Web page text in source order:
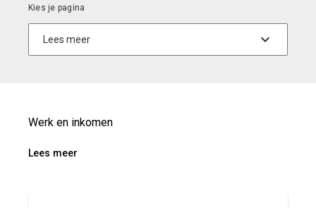
Werk en inkomen
Lees meer